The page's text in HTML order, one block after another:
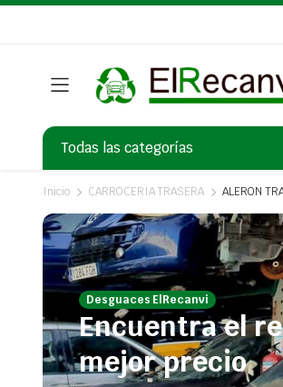
Todas las categorías
Inicio CARROCERIA TRASERA ALERON
Desguaces ElRecanvi
Encuentra el
mejor precio